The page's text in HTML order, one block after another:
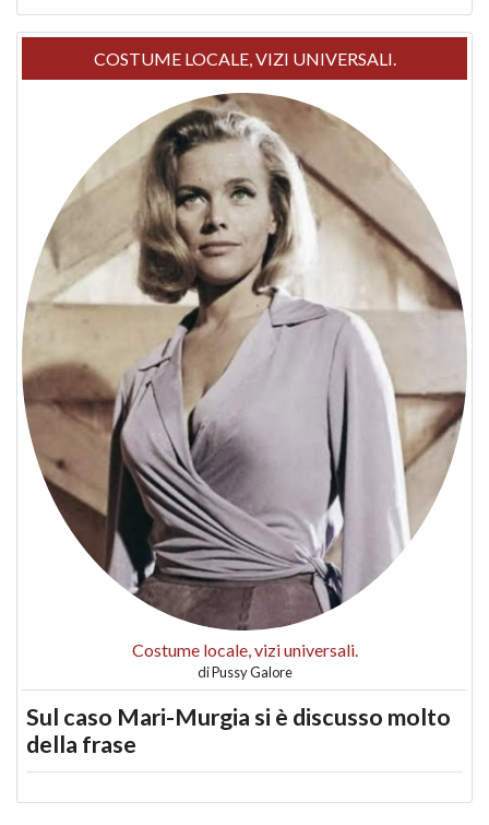
COSTUME LOCALE, VIZI UNIVERSALI.
Costume locale, vizi universali.
diPussy Galore
Sul caso Mari-Murgia si è discusso molto
della frase